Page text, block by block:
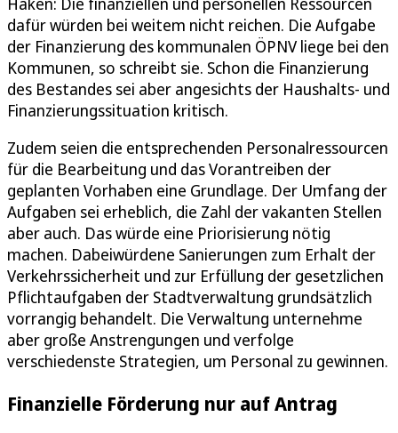
dafür würden bei weitem nicht reichen. Die Aufgabe
der Finanzierung des kommunalen ÖPNV liege bei den
Kommunen, so schreibt sie. Schon die Finanzierung
des Bestandes sei aber angesichts der Haushalts- und
Finanzierungssituation kritisch.
Zudem seien die entsprechenden Personalressourcen
für die Bearbeitung und das Vorantreiben der
geplanten Vorhaben eine Grundlage. Der Umfang der
Aufgaben sei erheblich, die Zahl der vakanten Stellen
aber auch. Das würde eine Priorisierung nötig
machen. Dabeiwürdene Sanierungen zum Erhalt der
Verkehrssicherheit und zur Erfüllung der gesetzlichen
Pflichtaufgaben der Stadtverwaltung grundsätzlich
vorrangig behandelt. Die Verwaltung unternehme
aber große Anstrengungen und verfolge
verschiedenste Strategien, um Personal zu gewinnen.
Finanzielle Förderung nur auf Antrag